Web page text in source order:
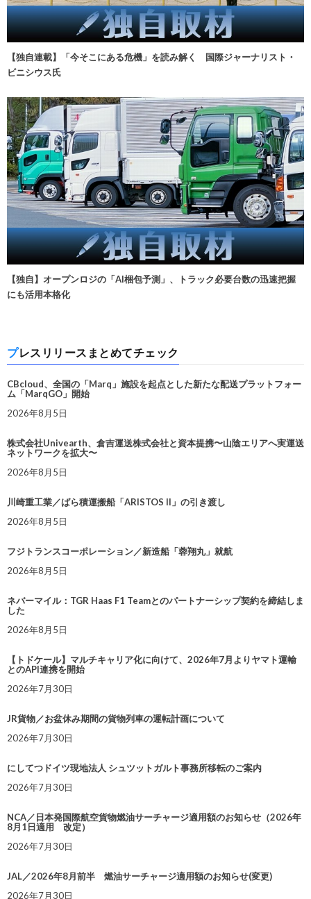
【独自連載】「今そこにある危機」を読み解く 国際ジャーナリスト・
ビニシウス氏
【独自】オープンロジの「AI梱包予測」、トラック必要台数の迅速把握
にも活用本格化
プレスリリースまとめてチェック
CBcloud、全国の「Marq」施設を起点とした新たな配送プラットフォー
ム「MarqGO」開始
2026年8月5日
株式会社Univearth、倉吉運送株式会社と資本提携〜山陰エリアへ実運送
ネットワークを拡大〜
2026年8月5日
川崎重工業／ばら積運搬船「ARISTOS II」の引き渡し
2026年8月5日
フジトランスコーポレーション／新造船「蓉翔丸」就航
2026年8月5日
ネバーマイル：TGR Haas F1 Teamとのパートナーシップ契約を締結しま
した
2026年8月5日
【トドケール】マルチキャリア化に向けて、2026年7月よりヤマト運輸
とのAPI連携を開始
2026年7月30日
JR貨物／お盆休み期間の貨物列車の運転計画について
2026年7月30日
にしてつドイツ現地法人 シュツットガルト事務所移転のご案内
2026年7月30日
NCA／日本発国際航空貨物燃油サーチャージ適用額のお知らせ（2026年
8月1日適用 改定）
2026年7月30日
JAL／2026年8月前半 燃油サーチャージ適用額のお知らせ(変更)
2026年7月30日